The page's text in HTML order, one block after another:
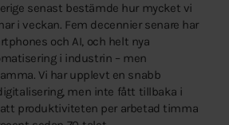
senast bestämde hur mycket vi
i veckan. Fem decennier senare har
och AI, och helt nya
i industrin – men
Vi har upplevt en snabb
men inte fått tillbaka i
produktiviteten per arbetad timma